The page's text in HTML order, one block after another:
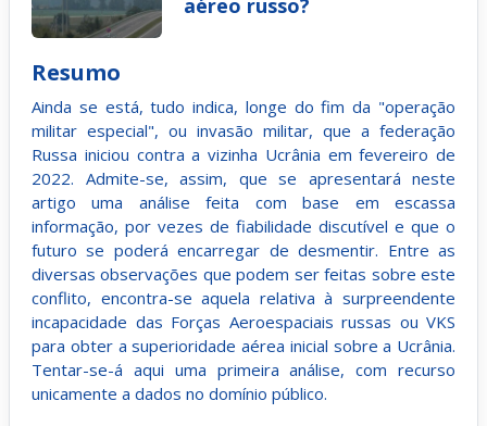
aéreo russo?
Resumo
Ainda se está, tudo indica, longe do fim da "operação
militar especial", ou invasão militar, que a federação
Russa iniciou contra a vizinha Ucrânia em fevereiro de
2022. Admite-se, assim, que se apresentará neste
artigo uma análise feita com base em escassa
informação, por vezes de fiabilidade discutível e que o
futuro se poderá encarregar de desmentir. Entre as
diversas observações que podem ser feitas sobre este
conflito, encontra-se aquela relativa à surpreendente
incapacidade das Forças Aeroespaciais russas ou VKS
para obter a superioridade aérea inicial sobre a Ucrânia.
Tentar-se-á aqui uma primeira análise, com recurso
unicamente a dados no domínio público.